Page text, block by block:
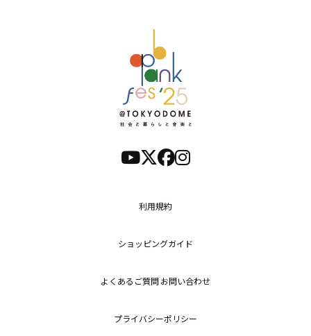
利用規約
ショッピングガイド
よくあるご質問 お問い合わせ
プライバシーポリシー